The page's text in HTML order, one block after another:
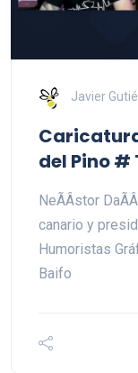
Javier
del Pino #
NeÃÂstor
canario y
Humoristas
Baifo